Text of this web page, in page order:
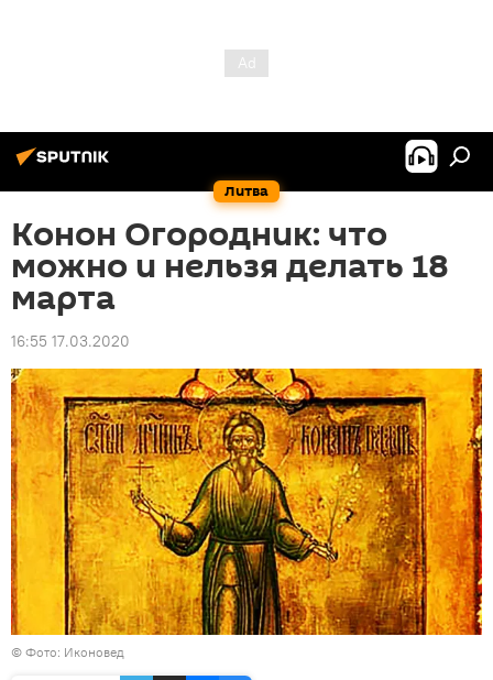
Литва
Конон Огородник: что
можно и нельзя делать 18
марта
16:55 17.03.2020
© Фото: Иконовед